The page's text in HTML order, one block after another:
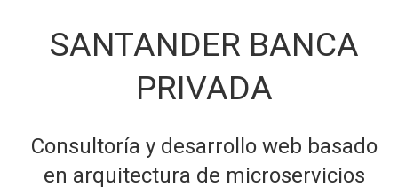
SANTANDER BANCA
PRIVADA
Consultoría y desarrollo web basado
en arquitectura de microservicios